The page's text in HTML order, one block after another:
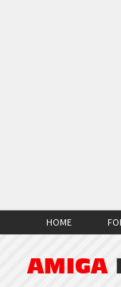
HOME
AMIGA